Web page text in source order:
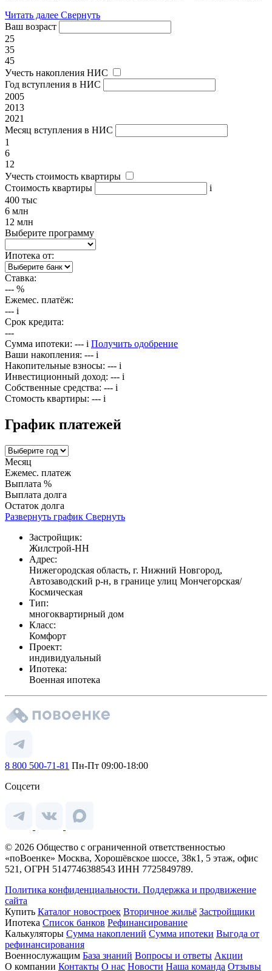
Читать далее Свернуть
Ваш возраст
25
35
45
Учесть накопления НИС
Год вступления в НИС
2005
2013
2021
Месяц вступления в НИС
1
6
12
Учесть стоимость квартиры
Стоимость квартиры
i
400 тыс
6 млн
12 млн
Выберите программу
Ипотека от:
Ставка:
--- %
Ежемес. платёж:
--- i
Срок кредита:
---
Сумма ипотеки: --- i Получить одобрение
Ваши накопления: --- i
Накопительные взносы: --- i
Инвестиционный доход: --- i
Собственные средства: --- i
Стомость квартиры: --- i
График платежей
Месяц
Ежемес. платеж
Выплата %
Выплата долга
Остаток долга
Развернуть график Свернуть
Застройщик:
Жилстрой-НН
Адрес:
Нижегородская область, г. Нижний Новгород,
Автозаводский р-н, в границе улиц Мончегорская/
Космическая
Тип:
многоквартирный дом
Класс:
Комфорт
Проект:
индивидуальный
Ипотека:
Военная ипотека
8 800 500-71-81 Пн-Пт 09:00-18:00
Соцсети
© 2026 Общество с ограниченной ответственностью
«поВоенке» Москва, Хорошёвское шоссе, 38к1, 5 этаж, офис
521, ОГРН 5147746388543 ИНН 7725849789.
Политика конфиденциальности. Поддержка и продвижение
сайта
Купить Каталог новостроек Вторичное жильё Застройщики
Ипотека Список банков Рефинансирование
Калькуляторы Сумма накоплений Сумма ипотеки Выгода от
рефинансирования
Военнослужащим База знаний Вопросы и ответы Акции
О компании Контакты О нас Новости Наша команда Отзывы